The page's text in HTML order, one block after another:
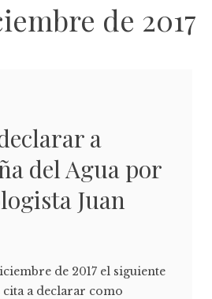
de 2017
a
del Agua por
Juan
de 2017 el siguiente
a declarar como